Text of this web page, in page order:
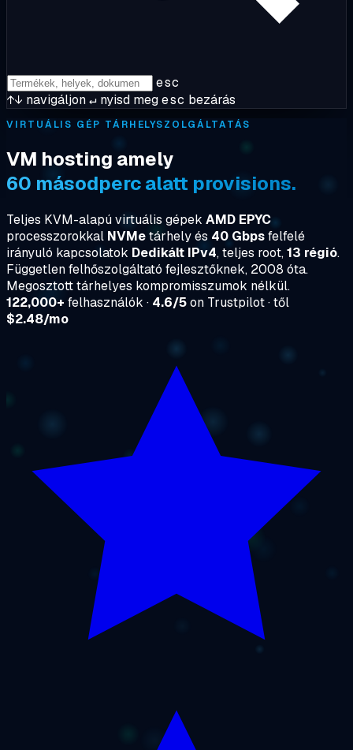
esc
↑↓ navigáljon↵ nyisd megesc bezárás
VIRTUÁLIS GÉP TÁRHELYSZOLGÁLTATÁS
VM hosting amely
60 másodperc alatt provisions.
Teljes KVM-alapú virtuális gépek AMD EPYC
processzorokkal NVMetárhely és 40 Gbpsfelfelé
irányuló kapcsolatok Dedikált IPv4, teljes root,13 régió.
Független felhőszolgáltató fejlesztőknek, 2008 óta.
Megosztott tárhelyes kompromisszumok nélkül.
122,000+ felhasználók · 4.6/5on Trustpilot · től
$2.48/mo